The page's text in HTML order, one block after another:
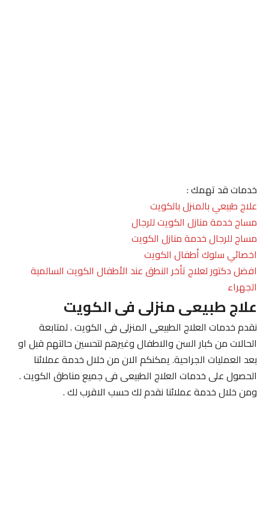
خدمات قد تهمك :
علاج طبيعي بالمنزل بالكويت
مساج خدمة منازل الكويت للرجال
مساج للرجال خدمة منازل الكويت
اخصائي سلوك أطفال الكويت
افضل دكتور لعلاج تأخر النطق عند الأطفال الكويت السالمية
الجهراء
علاج طبيعى منزلى فى الكويت
نقدم خدمات العلاج الطبيعى المنزلى فى الكويت . لمتابعة
الحالات من كبار السن والاطفال وغيرهم لتحسين حالتهم قبل او
بعد العمليات الجراحية. يمكنكم الان من خلال خدمة عملائنا
الحصول على خدمات العلاج الطبيعى فى جميع مناطق الكويت .
ومن خلال خدمة عملائنا نقدم لك حسب الاقرب لك .